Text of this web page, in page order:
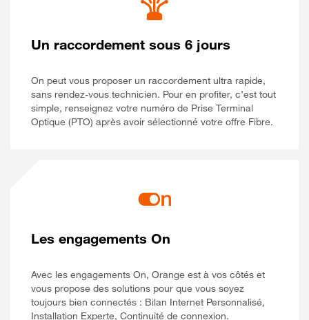
Un raccordement sous 6 jours
On peut vous proposer un raccordement ultra rapide,
sans rendez-vous technicien. Pour en profiter, c’est tout
simple, renseignez votre numéro de Prise Terminal
Optique (PTO) après avoir sélectionné votre offre Fibre.
Les engagements On
Avec les engagements On, Orange est à vos côtés et
vous propose des solutions pour que vous soyez
toujours bien connectés : Bilan Internet Personnalisé,
Installation Experte, Continuité de connexion.